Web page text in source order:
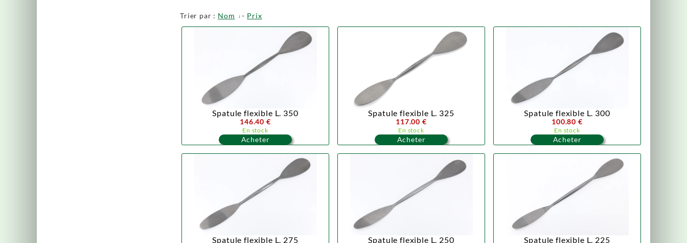
Trier par : Nom - Prix
Spatule flexible L. 350
146.40 €
En stock
Acheter
Spatule flexible L. 325
117.00 €
En stock
Acheter
Spatule flexible L. 300
100.80 €
En stock
Acheter
Spatule flexible L. 275 Spatule flexible L. 250 Spatule flexible L. 225